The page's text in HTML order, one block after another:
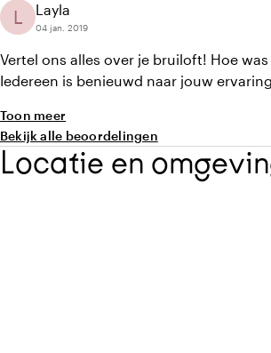
L Layla
04 jan. 2019
Vertel ons alles over je bruiloft! Hoe
Iedereen is benieuwd naar jouw
Toon meer
Bekijk alle beoordelingen
Locatie en